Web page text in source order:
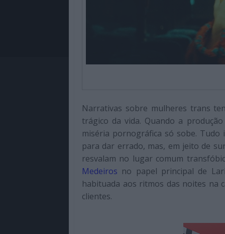
Narrativas sobre mulheres trans
trágico da vida. Quando a
miséria pornográfica só sobe. Tudo
para dar errado, mas, em jeito de
resvalam no lugar comum
Medeiros no papel principal de
habituada aos ritmos das noites na
clientes.